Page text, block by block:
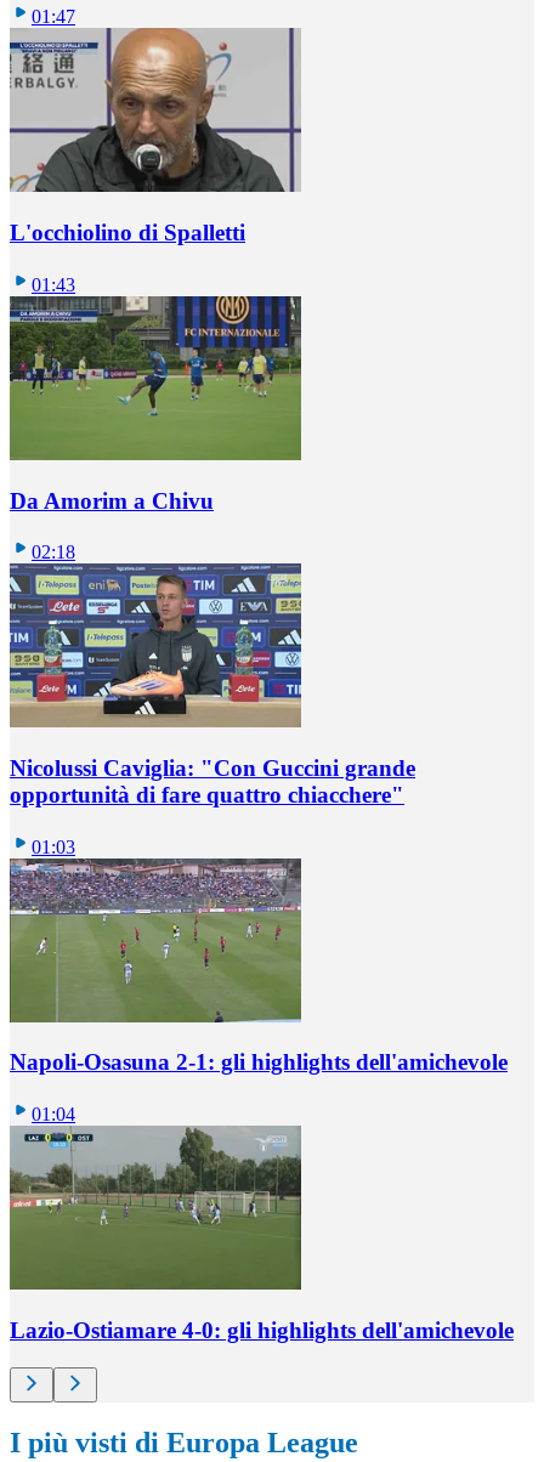
01:47
L'occhiolino di Spalletti
01:43
Da Amorim a Chivu
02:18
Nicolussi Caviglia: "Con Guccini grande
opportunità di fare quattro chiacchere"
01:03
Napoli-Osasuna 2-1: gli highlights dell'amichevole
01:04
Lazio-Ostiamare 4-0: gli highlights dell'amichevole
I più visti di Europa League